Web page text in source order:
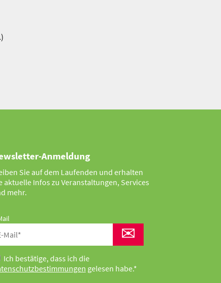
Anmeldung
Sie auf dem Laufenden und erhalten
aktuelle Infos zu Veranstaltungen, Services
mehr.
✉
Ich bestätige, dass ich die
gelesen habe.*